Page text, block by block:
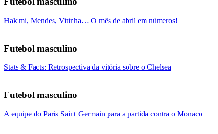
Hakimi, Mendes, Vitinha… O mês de abril em números!
Futebol masculino
Stats & Facts: Retrospectiva da vitória sobre o Chelsea
Futebol masculino
A equipe do Paris Saint-Germain para a partida contra o Monaco